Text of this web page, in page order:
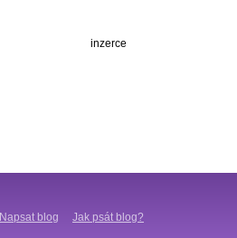
inzerce
Napsat blog Jak psát blog?